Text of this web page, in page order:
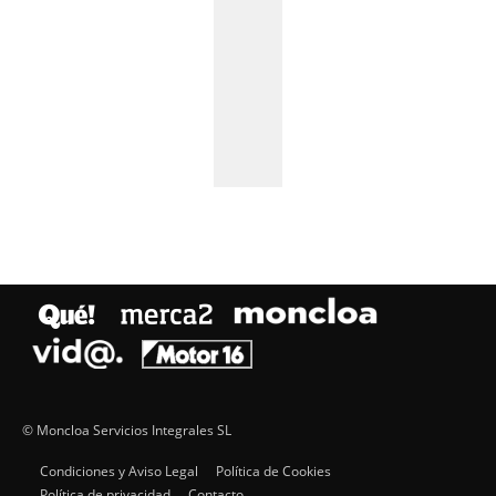
© Moncloa Servicios Integrales SL
Condiciones y Aviso Legal
Política de Cookies